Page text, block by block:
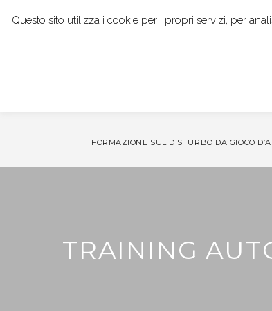
FORMAZIONE SUL DISTURBO DA GIOCO
TRAINING
Questo sito utilizza i cookie per i propri servizi, per